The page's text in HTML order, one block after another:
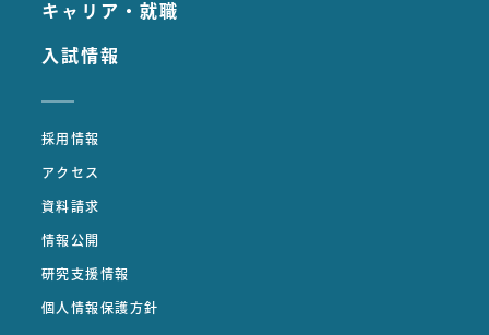
キャリア・就職
入試情報
採用情報
アクセス
資料請求
情報公開
研究支援情報
個人情報保護方針